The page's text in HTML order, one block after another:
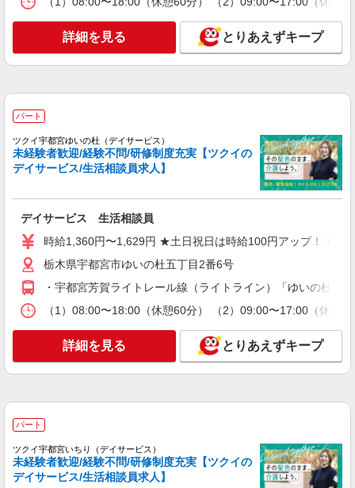
詳細を見る とりあえずキープ
パート
ツクイ宇都宮ゆいの杜（デイサービス）
未経験者歓迎/経験不問/研修制度充実【ツクイの
デイサービス/生活相談員求人】
デイサービス 生活相談員
時給1,360円〜1,629円 ★土日祝日は時給100円アップ！ ※給
栃木県宇都宮市ゆいの杜五丁目2番6号
・宇都宮芳賀ライトレール線（ライトライン）「ゆいの杜
（1）08:00〜18:00（休憩60分） （2）09:00〜17:00（休
詳細を見る とりあえずキープ
パート
ツクイ宇都宮いちり（デイサービス）
未経験者歓迎/経験不問/研修制度充実【ツクイの
デイサービス/生活相談員求人】